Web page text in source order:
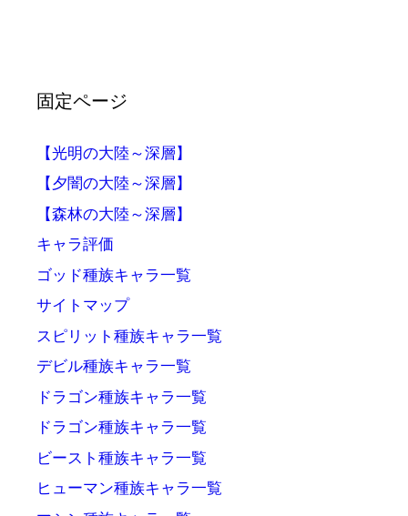
固定ページ
【光明の大陸～深層】
【夕闇の大陸～深層】
【森林の大陸～深層】
キャラ評価
ゴッド種族キャラ一覧
サイトマップ
スピリット種族キャラ一覧
デビル種族キャラ一覧
ドラゴン種族キャラ一覧
ドラゴン種族キャラ一覧
ビースト種族キャラ一覧
ヒューマン種族キャラ一覧